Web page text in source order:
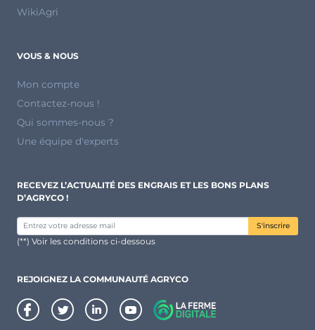
WikiAgri
VOUS & NOUS
Mon compte
Contactez-nous !
Qui sommes-nous ?
Une équipe d'experts
RECEVEZ L’ACTUALITÉ DES ENGRAIS ET LES BONS PLANS
D’AGRYCO !
S'inscrire
(**) Voir les conditions ci-dessous
REJOIGNEZ LA COMMUNAUTÉ AGRYCO